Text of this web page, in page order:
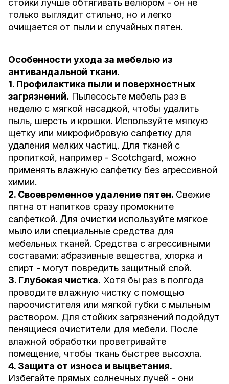
только выглядит стильно, но и легко
очищается от пыли и случайных пятен.
Особенности ухода за мебелью из
антивандальной ткани.
1. Профилактика пыли и поверхностных
загрязнений. Пылесосьте мебель раз в
неделю с мягкой насадкой, чтобы удалить
пыль, шерсть и крошки. Используйте мягкую
щетку или микрофибровую салфетку для
удаления мелких частиц. Для тканей с
пропиткой, например - Scotchgard, можно
применять влажную салфетку без агрессивной
химии.
2. Своевременное удаление пятен. Свежие
пятна от напитков сразу промокните
салфеткой. Для очистки используйте мягкое
мыло или специальные средства для
мебельных тканей. Средства с агрессивными
составами: абразивные вещества, хлорка и
спирт - могут повредить защитный слой.
3. Глубокая чистка. Хотя бы раз в полгода
проводите влажную чистку с помощью
пароочистителя или мягкой губки с мыльным
раствором. Для стойких загрязнений подойдут
пенящиеся очистители для мебели. После
влажной обработки проветривайте
помещение, чтобы ткань быстрее высохла.
4. Защита от износа и выцветания.
Избегайте прямых солнечных лучей - они